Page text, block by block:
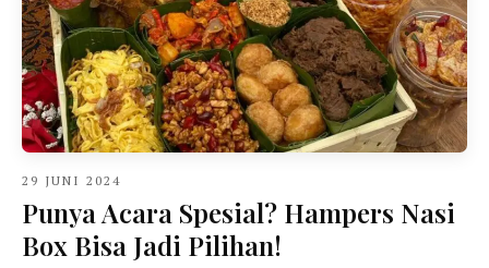
29 JUNI 2024
Punya Acara Spesial? Hampers Nasi
Box Bisa Jadi Pilihan!